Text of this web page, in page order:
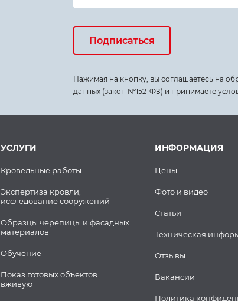
Подписаться
Нажимая на кнопку, вы соглашаетесь на
данных (закон №152-ФЗ) и принимаете
УСЛУГИ
Кровельные работы
Экспертиза кровли,
исследование сооружений
Образцы черепицы и фасадных
материалов
Обучение
Показ готовых объектов
вживую
ИНФОРМАЦИЯ
Цены
Фото и видео
Статьи
Техническая
Отзывы
Вакансии
Политика